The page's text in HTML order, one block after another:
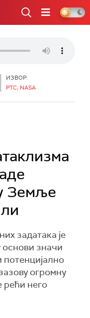
ИЗВОР:
РТС, NASA
Земље
задатака је
значи
потенцијално
огромну
рећи него